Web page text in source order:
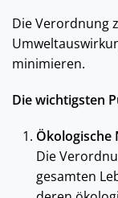
Die Verordnung
minimieren.
Die wichtigsten
Ökologische
Die
gesamten